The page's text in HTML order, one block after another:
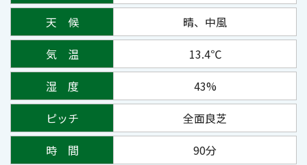
天 候
晴、中風
気 温
13.4℃
湿 度
43%
ピッチ
全面良芝
時 間
90分